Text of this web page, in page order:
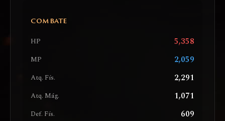
COMBATE
HP 5,358
MP 2,059
Atq. Fís. 2,291
Atq. Mág. 1,071
Def. Fís. 609